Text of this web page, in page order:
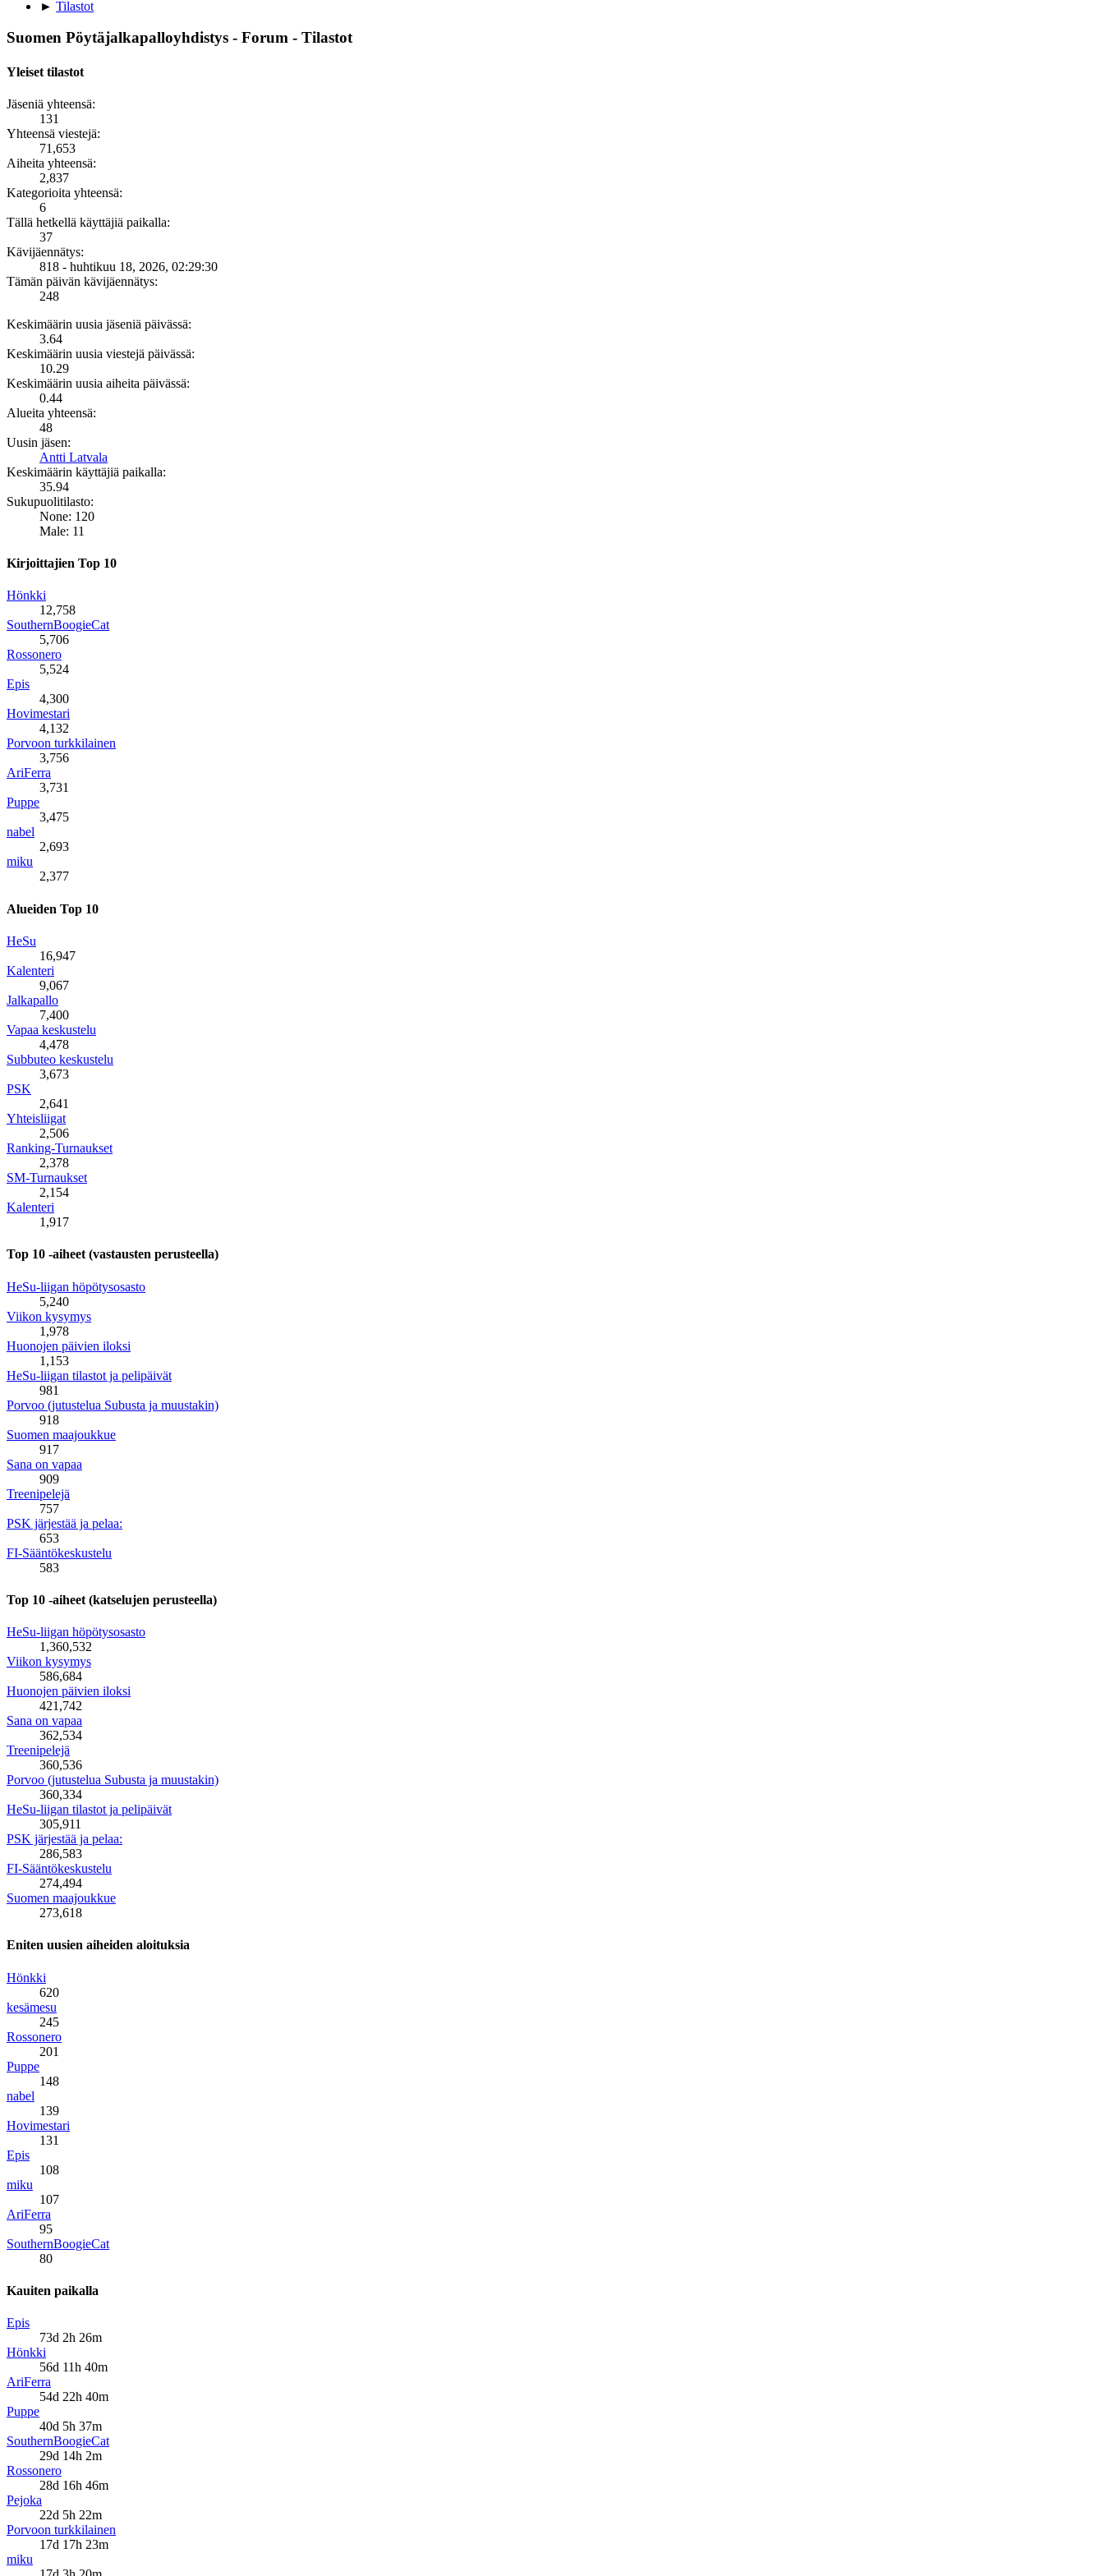
► Tilastot
Suomen Pöytäjalkapalloyhdistys - Forum - Tilastot
Yleiset tilastot
Jäseniä yhteensä:
131
Yhteensä viestejä:
71,653
Aiheita yhteensä:
2,837
Kategorioita yhteensä:
6
Tällä hetkellä käyttäjiä paikalla:
37
Kävijäennätys:
818 - huhtikuu 18, 2026, 02:29:30
Tämän päivän kävijäennätys:
248
Keskimäärin uusia jäseniä päivässä:
3.64
Keskimäärin uusia viestejä päivässä:
10.29
Keskimäärin uusia aiheita päivässä:
0.44
Alueita yhteensä:
48
Uusin jäsen:
Antti Latvala
Keskimäärin käyttäjiä paikalla:
35.94
Sukupuolitilasto:
None: 120
Male: 11
Kirjoittajien Top 10
Hönkki
12,758
SouthernBoogieCat
5,706
Rossonero
5,524
Epis
4,300
Hovimestari
4,132
Porvoon turkkilainen
3,756
AriFerra
3,731
Puppe
3,475
nabel
2,693
miku
2,377
Alueiden Top 10
HeSu
16,947
Kalenteri
9,067
Jalkapallo
7,400
Vapaa keskustelu
4,478
Subbuteo keskustelu
3,673
PSK
2,641
Yhteisliigat
2,506
Ranking-Turnaukset
2,378
SM-Turnaukset
2,154
Kalenteri
1,917
Top 10 -aiheet (vastausten perusteella)
HeSu-liigan höpötysosasto
5,240
Viikon kysymys
1,978
Huonojen päivien iloksi
1,153
HeSu-liigan tilastot ja pelipäivät
981
Porvoo (jutustelua Subusta ja muustakin)
918
Suomen maajoukkue
917
Sana on vapaa
909
Treenipelejä
757
PSK järjestää ja pelaa:
653
FI-Sääntökeskustelu
583
Top 10 -aiheet (katselujen perusteella)
HeSu-liigan höpötysosasto
1,360,532
Viikon kysymys
586,684
Huonojen päivien iloksi
421,742
Sana on vapaa
362,534
Treenipelejä
360,536
Porvoo (jutustelua Subusta ja muustakin)
360,334
HeSu-liigan tilastot ja pelipäivät
305,911
PSK järjestää ja pelaa:
286,583
FI-Sääntökeskustelu
274,494
Suomen maajoukkue
273,618
Eniten uusien aiheiden aloituksia
Hönkki
620
kesämesu
245
Rossonero
201
Puppe
148
nabel
139
Hovimestari
131
Epis
108
miku
107
AriFerra
95
SouthernBoogieCat
80
Kauiten paikalla
Epis
73d 2h 26m
Hönkki
56d 11h 40m
AriFerra
54d 22h 40m
Puppe
40d 5h 37m
SouthernBoogieCat
29d 14h 2m
Rossonero
28d 16h 46m
Pejoka
22d 5h 22m
Porvoon turkkilainen
17d 17h 23m
miku